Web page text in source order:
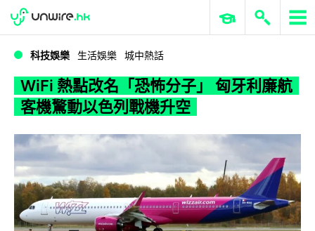
WWDC 2026 ERP 與商業 AI
科技娛樂 生活娛樂 城中熱話
WiFi 熱點改名「恐怖分子」 匈牙利廉航
客機驚動以色列戰機升空